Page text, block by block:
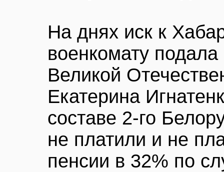
На днях иск к
военкомату
Великой
Екатерина
составе 2-го
не платили и не
пенсии в 32% по